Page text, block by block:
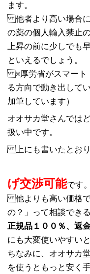
ます。
他者より高い場合に
の薬の個人輸入禁止
上昇の前に少しでも
といえるでしょう。
※厚労省がスマート
る方向で動き出して
加筆しています）
オオサカ堂さんでは
扱い中です。
上にも書いたとおり
げ交渉可能です。
他よりも高い価格で
の？」って相談でき
正規品１００％、返
にも大変使いやすい
ちなみに、オオサカ
を使うともっと安く